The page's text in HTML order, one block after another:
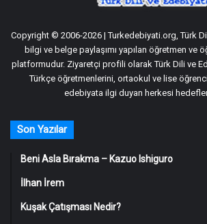
Copyright © 2006-2026 | Turkedebiyati.org, Türk
bilgi ve belge paylaşımı yapılan öğretmen ve
platformudur. Ziyaretçi profili olarak Türk Dili ve
Türkçe öğretmenlerini, ortaokul ve lise
edebiyata ilgi duyan herkesi
Son Yazılar
Beni Asla Bırakma – Kazuo Ishiguro
İlhan İrem
Kuşak Çatışması Nedir?